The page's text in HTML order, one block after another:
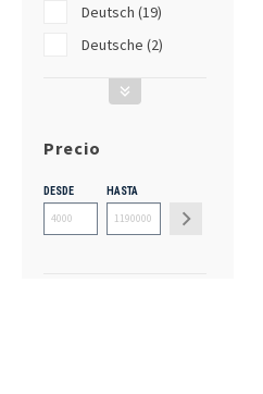
Deutsch (19)
Deutsche (2)
Precio
DESDE HASTA